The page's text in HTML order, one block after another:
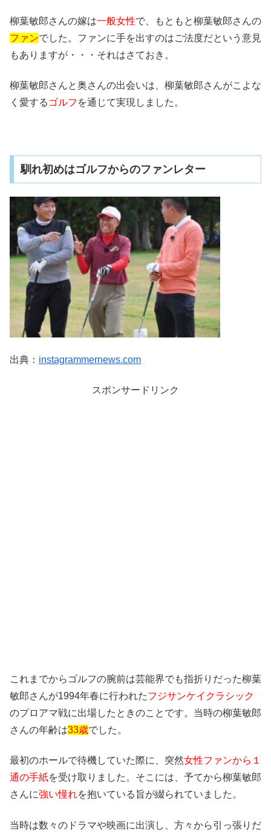
柳葉敏郎さんの嫁は一般女性で、もともと柳葉敏郎さんの
ファンでした。ファンに手を出すのはご法度だという意見
もありますが・・・それはさておき。
柳葉敏郎さんと奥さんの出会いは、柳葉敏郎さんがこよな
く愛する ゴルフ を通じて実現しました。
馴れ初めはゴルフからのファンレター
出典： instagrammernews.com
スポンサードリンク
これまでからゴルフの腕前は芸能界でも指折りだった柳葉
敏郎さんが1994年春に行われたフジサンケイクラシック
のプロアマ戦に出場したときのことです。当時の柳葉敏郎
さんの年齢は33歳でした。
最初のホールで待機していた際に、突然女性ファンから１
通の手紙を受け取りました。そこには、予てから柳葉敏郎
さんに強い憧れを抱いている旨が綴られていました。
当時は数々のドラマや映画に出演し、方々から引っ張りだ